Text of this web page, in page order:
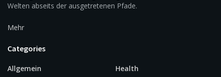
Welten abseits der ausgetretenen Pfade.
Mehr
Categories
Allgemein
Health